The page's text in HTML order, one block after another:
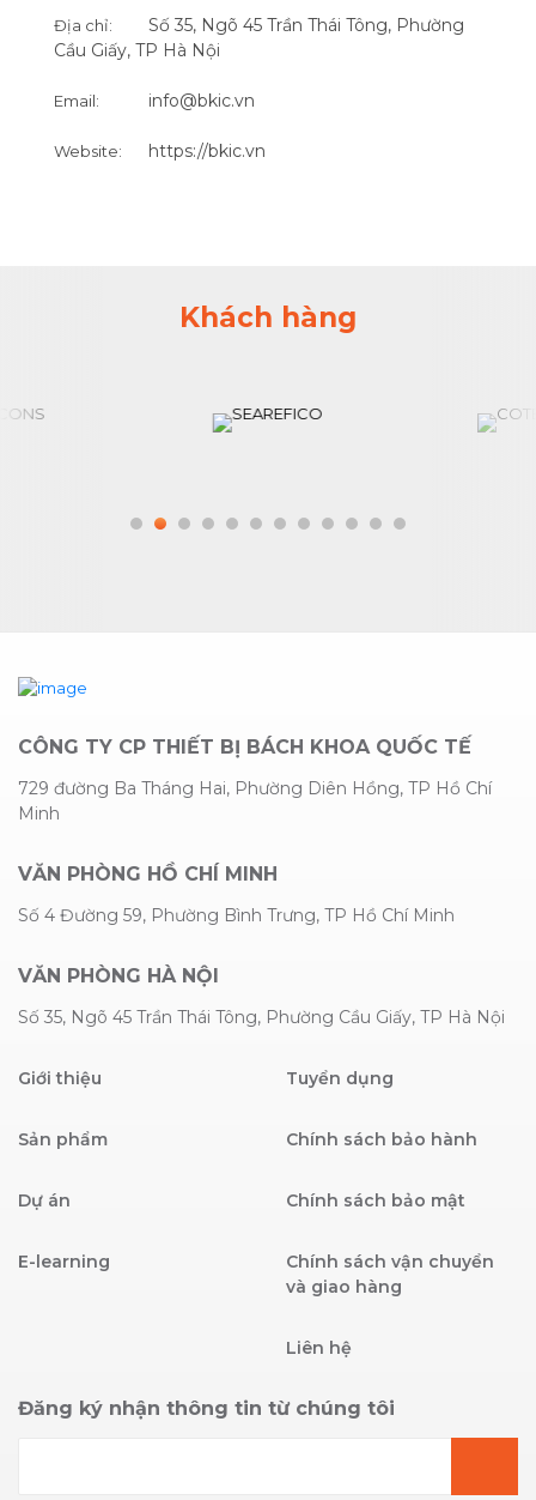
Địa chỉ:
Số 35, Ngõ 45 Trần Thái Tông, Phường
Cầu Giấy, TP Hà Nội
Email: info@bkic.vn
Website: https://bkic.vn
Khách hàng
CÔNG TY CP THIẾT BỊ BÁCH KHOA QUỐC TẾ
729 đường Ba Tháng Hai, Phường Diên Hồng, TP Hồ Chí
Minh
VĂN PHÒNG HỒ CHÍ MINH
Số 4 Đường 59, Phường Bình Trưng, TP Hồ Chí Minh
VĂN PHÒNG HÀ NỘI
Số 35, Ngõ 45 Trần Thái Tông, Phường Cầu Giấy, TP Hà Nội
Giới thiệu
Sản phẩm
Dự án
E-learning
Tuyển dụng
Chính sách bảo hành
Chính sách bảo mật
Chính sách vận chuyển
và giao hàng
Liên hệ
Đăng ký nhận thông tin từ chúng tôi